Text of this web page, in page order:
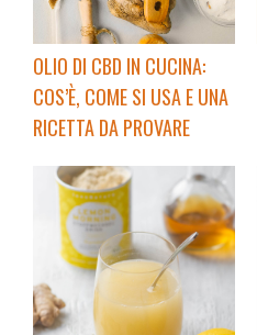
OLIO DI CBD IN CUCINA:
COS’È, COME SI USA E UNA
RICETTA DA PROVARE